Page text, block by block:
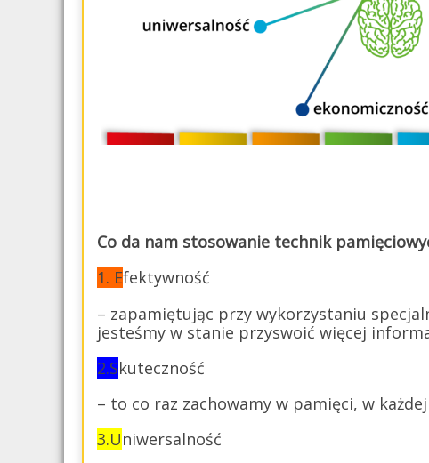
Co da nam stosowanie technik
1. Efektywność
– zapamiętując przy wykorzystaniu
jesteśmy w stanie przyswoić więcej
2.Skuteczność
– to co raz zachowamy w pamięci, w
3.Uniwersalność